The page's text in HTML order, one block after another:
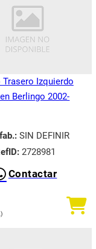
Izquierdo
Berlingo 2002-
SIN DEFINIR
2728981
Contactar